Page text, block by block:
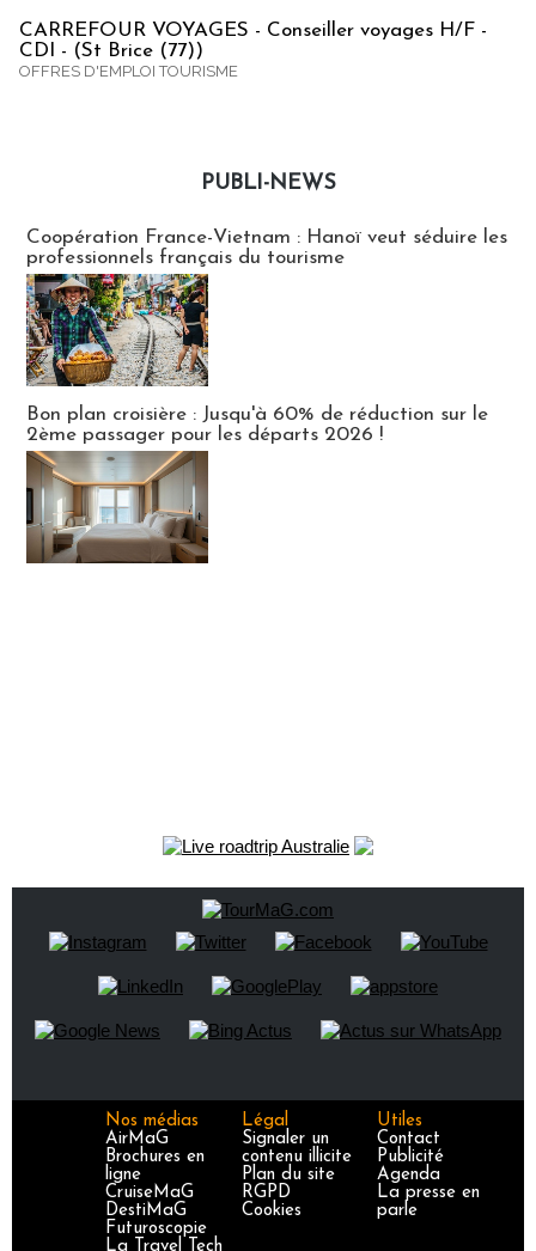
CARREFOUR VOYAGES - Conseiller voyages H/F -
CDI - (St Brice (77))
OFFRES D'EMPLOI TOURISME
PUBLI-NEWS
Coopération France-Vietnam : Hanoï veut séduire les
professionnels français du tourisme
Bon plan croisière : Jusqu'à 60% de réduction sur le
2ème passager pour les départs 2026 !
Nos médias
AirMaG
Brochures en
ligne
CruiseMaG
DestiMaG
Futuroscopie
La Travel Tech
Légal
Signaler un
contenu illicite
Plan du site
RGPD
Cookies
Utiles
Contact
Publicité
Agenda
La presse en
parle